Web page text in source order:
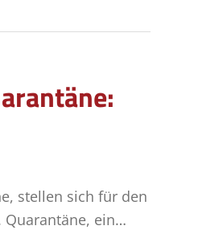
stellen sich für den
Quarantäne, ein…